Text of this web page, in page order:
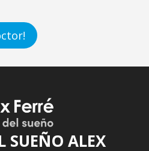
SUEÑO ALEX